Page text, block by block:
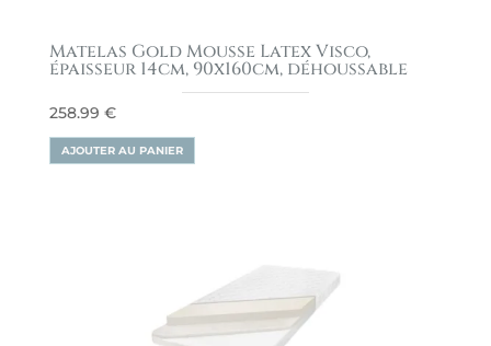
Matelas Gold Mousse Latex Visco,
épaisseur 14cm, 90x160cm, déhoussable
258.99 €
AJOUTER AU PANIER